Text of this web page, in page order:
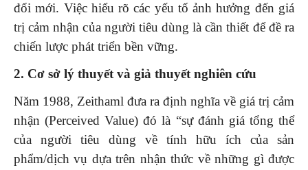
đổi mới. Việc hiểu rõ các yếu tố ảnh hưởng đến giá
trị cảm nhận của người tiêu dùng là cần thiết để đề ra
chiến lược phát triển bền vững.
2. Cơ sở lý thuyết và giả thuyết nghiên cứu
Năm 1988, Zeithaml đưa ra định nghĩa về giá trị cảm
nhận (Perceived Value) đó là “sự đánh giá tổng thể
của người tiêu dùng về tính hữu ích của sản
phẩm/dịch vụ dựa trên nhận thức về những gì được